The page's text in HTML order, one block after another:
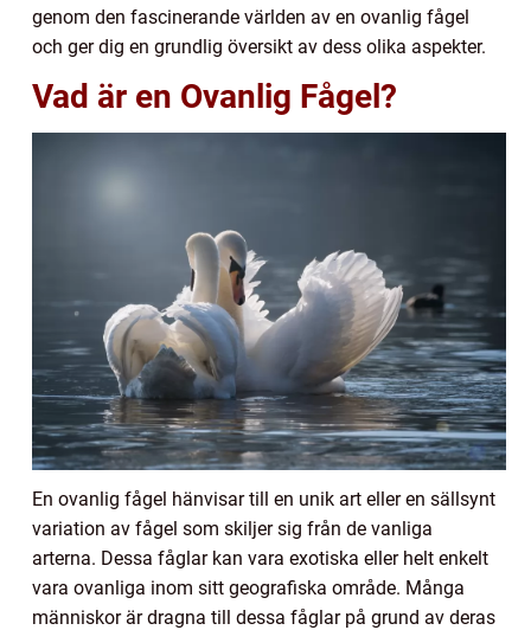
genom den fascinerande världen av en ovanlig fågel
och ger dig en grundlig översikt av dess olika aspekter.
Vad är en Ovanlig Fågel?
En ovanlig fågel hänvisar till en unik art eller en sällsynt
variation av fågel som skiljer sig från de vanliga
arterna. Dessa fåglar kan vara exotiska eller helt enkelt
vara ovanliga inom sitt geografiska område. Många
människor är dragna till dessa fåglar på grund av deras